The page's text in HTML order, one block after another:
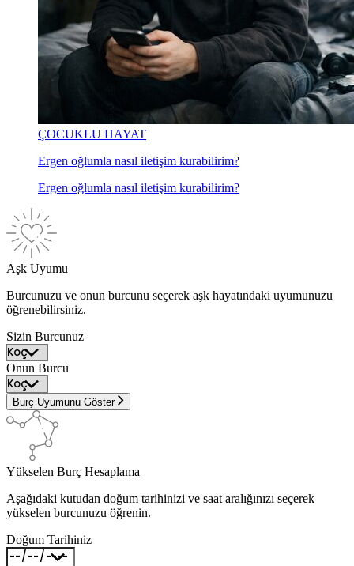
ÇOCUKLU HAYAT
Ergen oğlumla nasıl iletişim kurabilirim?
Ergen oğlumla nasıl iletişim kurabilirim?
Aşk Uyumu
Burcunuzu ve onun burcunu seçerek aşk hayatındaki uyumunuzu
öğrenebilirsiniz.
Sizin Burcunuz
Onun Burcu
Burç Uyumunu Göster
Yükselen Burç Hesaplama
Aşağıdaki kutudan doğum tarihinizi ve saat aralığınızı seçerek
yükselen burcunuzu öğrenin.
Doğum Tarihiniz